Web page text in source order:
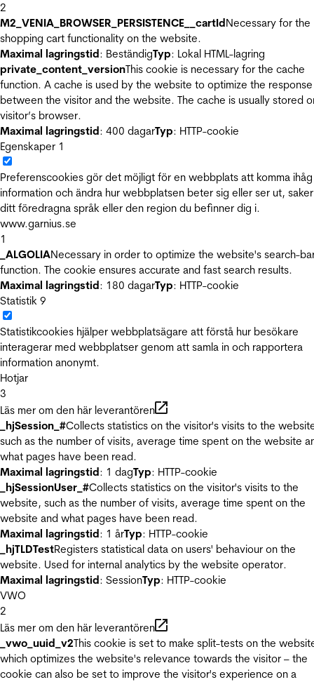
2
M2_VENIA_BROWSER_PERSISTENCE__cartIdNecessary for the
shopping cart functionality on the website.
Maximal lagringstid: BeständigTyp: Lokal HTML-lagring
private_content_versionThis cookie is necessary for the cache
function. A cache is used by the website to optimize the
between the visitor and the website. The cache is usually stored
visitor’s browser.
Maximal lagringstid: 400 dagarTyp: HTTP-cookie
Egenskaper 1
Preferenscookies gör det möjligt för en webbplats att komma ihåg
information och ändra hur webbplatsen beter sig eller ser ut,
ditt föredragna språk eller den region du befinner dig i.
www.garnius.se
1
_ALGOLIANecessary in order to optimize the website's search-
function. The cookie ensures accurate and fast search results.
Maximal lagringstid: 180 dagarTyp: HTTP-cookie
Statistik 9
Statistikcookies hjälper webbplatsägare att förstå hur besökare
interagerar med webbplatser genom att samla in och rapportera
information anonymt.
Hotjar
3
Läs mer om den här leverantören
_hjSession_#Collects statistics on the visitor's visits to the
such as the number of visits, average time spent on the website
what pages have been read.
Maximal lagringstid: 1 dagTyp: HTTP-cookie
_hjSessionUser_#Collects statistics on the visitor's visits to the
website, such as the number of visits, average time spent on the
website and what pages have been read.
Maximal lagringstid: 1 årTyp: HTTP-cookie
_hjTLDTestRegisters statistical data on users' behaviour on the
website. Used for internal analytics by the website operator.
Maximal lagringstid: SessionTyp: HTTP-cookie
VWO
2
Läs mer om den här leverantören
_vwo_uuid_v2This cookie is set to make split-tests on the
which optimizes the website's relevance towards the visitor – the
cookie can also be set to improve the visitor's experience on a